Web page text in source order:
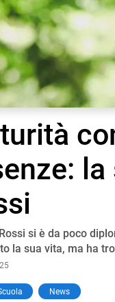
si è da poco
la sua vita, ma ha
News